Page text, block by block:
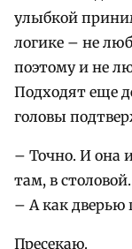
улыбкой
логике – не
поэтому и не
Подходят еще
головы
– Точно. И она
там, в столовой.
– А как дверью
Пресекаю.